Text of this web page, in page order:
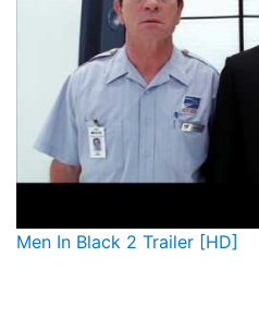
Men In Black 2 Trailer [HD]